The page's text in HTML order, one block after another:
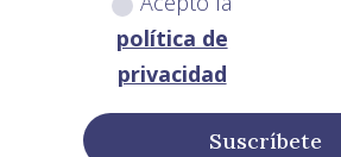
política de
privacidad
Suscríbete